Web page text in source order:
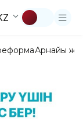
Арнайы